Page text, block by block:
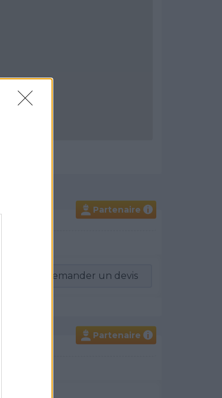
Partenaire i
Demander un devis
Partenaire i